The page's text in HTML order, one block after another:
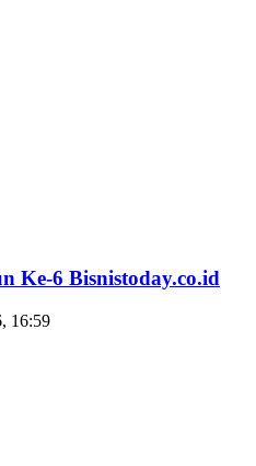
Ke-6 Bisnistoday.co.id
16:59